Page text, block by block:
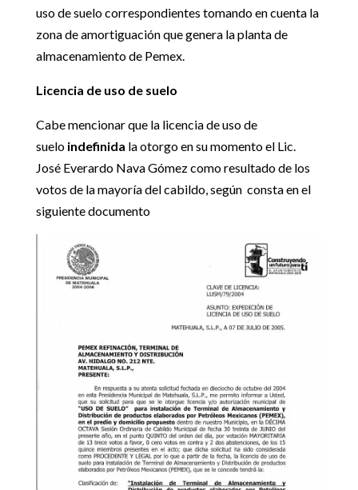
uso de suelo correspondientes tomando en cuenta la
zona de amortiguación que genera la planta de
almacenamiento de Pemex.
Licencia de uso de suelo
Cabe mencionar que la licencia de uso de
suelo indefinida la otorgo en su momento el Lic.
José Everardo Nava Gómez como resultado de los
votos de la mayoría del cabildo, según consta en el
siguiente documento